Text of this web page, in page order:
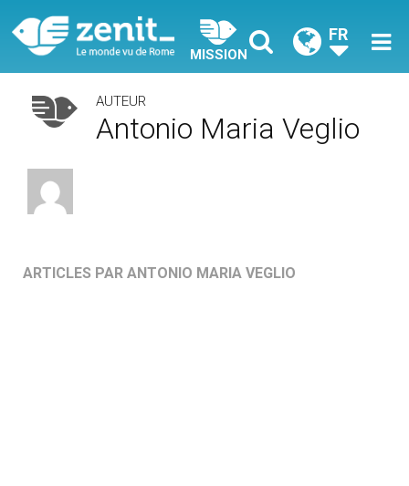
MISSION
FR
AUTEUR
Antonio Maria Veglio
ARTICLES PAR ANTONIO MARIA VEGLIO